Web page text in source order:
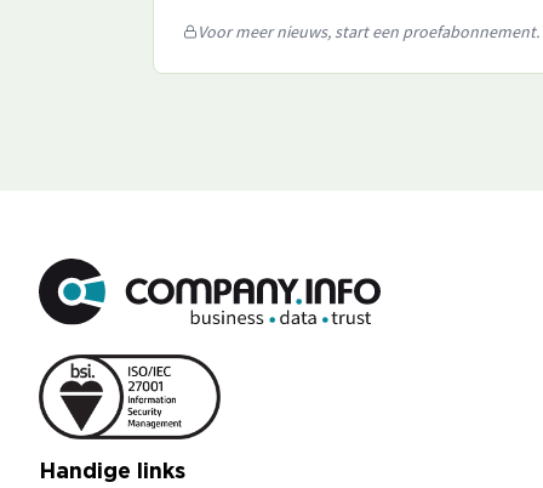
Voor meer nieuws, start een proefabonnement.
Handige links